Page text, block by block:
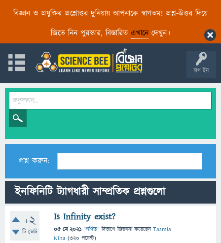
বিজ্ঞান ও প্রযুক্তির প্রশ্নোত্তর দুনিয়ায় আপনাকে স্বাগতম! প্রশ্ন-উত্তর দিয়ে
জিতে নিন পুরস্কার, বিস্তারিত এখানেদেখুন।
লগ ইন
প্রশ্ন করুন:
ইনফিনিটি ট্যাগধারী সাম্প্রতিক প্রশ্নগুলো
+2
টি ভোট
Is Infinity exist?
05 মে 2021 "গণিত" বিভাগে জিজ্ঞাসাকরেছেনTasmia
Niha (320 পয়েন্ট)